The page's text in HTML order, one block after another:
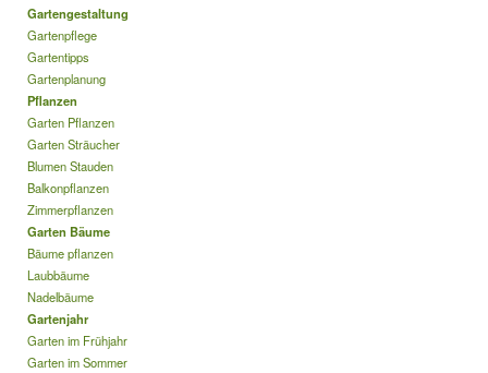
Gartengestaltung
Gartenpflege
Gartentipps
Gartenplanung
Pflanzen
Garten Pflanzen
Garten Sträucher
Blumen Stauden
Balkonpflanzen
Zimmerpflanzen
Garten Bäume
Bäume pflanzen
Laubbäume
Nadelbäume
Gartenjahr
Garten im Frühjahr
Garten im Sommer